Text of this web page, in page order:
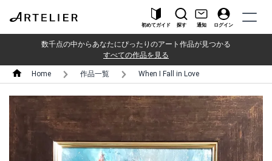
初めてガイド 探す 通知 ログイン
数千点の中からあなたにぴったりのアート作品が見つかる
すべての作品を見る
Home 作品一覧 When I Fall in Love